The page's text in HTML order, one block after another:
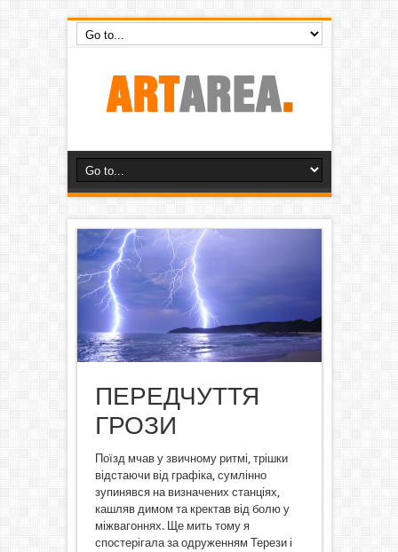
ПЕРЕДЧУТТЯ
ГРОЗИ
Поїзд мчав у звичному ритмі, трішки
відстаючи від графіка, сумлінно
зупинявся на визначених станціях,
кашляв димом та кректав від болю у
міжвагоннях. Ще мить тому я
спостерігала за одруженням Терези і